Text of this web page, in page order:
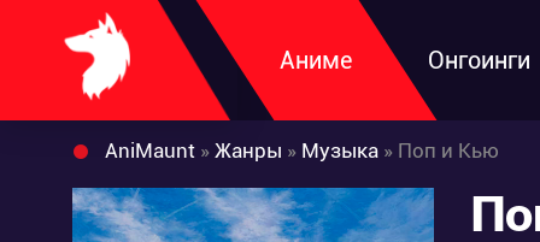
Аниме Онгоинги
AniMaunt » Жанры » Музыка » Поп и Кью